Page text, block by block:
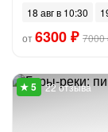
18 авг в 10:30
от6300 ₽ 7000
22 отзыва